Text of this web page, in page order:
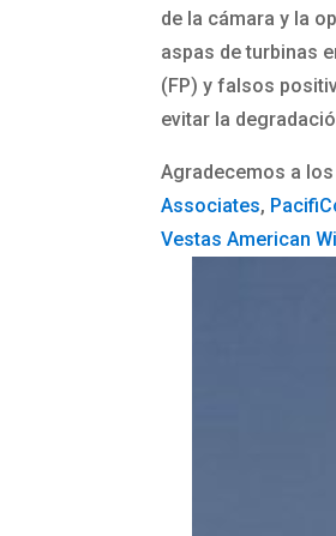
de la cámara y la
aspas de turbinas
(FP) y falsos
evitar la
Agradecemos a
Associates,
Vestas American